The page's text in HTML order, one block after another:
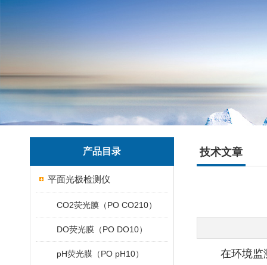
产品目录
平面光极检测仪
CO2荧光膜（PO CO210）
DO荧光膜（PO DO10）
pH荧光膜（PO pH10）
技术文章
在环境监测